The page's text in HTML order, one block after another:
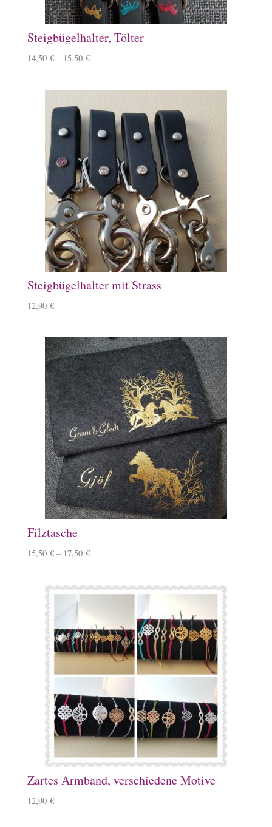
Steigbügelhalter, Tölter
14,50 € – 15,50 €
Steigbügelhalter mit Strass
12,90 €
Filztasche
15,50 € – 17,50 €
Zartes Armband, verschiedene Motive
12,90 €